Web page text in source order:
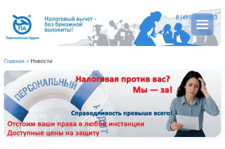
Главная > Новости